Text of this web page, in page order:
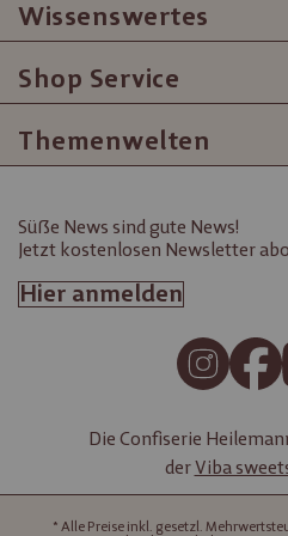
Wissenswertes
Shop Service
Themenwelten
Süße News sind gute News!
Jetzt kostenlosen Newsletter
Hier anmelden
Die Confiserie
derViba
* Alle Preise inkl. gesetzl.